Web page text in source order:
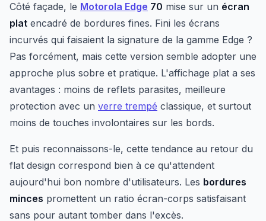
Côté façade, le Motorola Edge 70 mise sur un écran
plat encadré de bordures fines. Fini les écrans
incurvés qui faisaient la signature de la gamme Edge ?
Pas forcément, mais cette version semble adopter une
approche plus sobre et pratique. L'affichage plat a ses
avantages : moins de reflets parasites, meilleure
protection avec un verre trempé classique, et surtout
moins de touches involontaires sur les bords.
Et puis reconnaissons-le, cette tendance au retour du
flat design correspond bien à ce qu'attendent
aujourd'hui bon nombre d'utilisateurs. Les bordures
minces promettent un ratio écran-corps satisfaisant
sans pour autant tomber dans l'excès.